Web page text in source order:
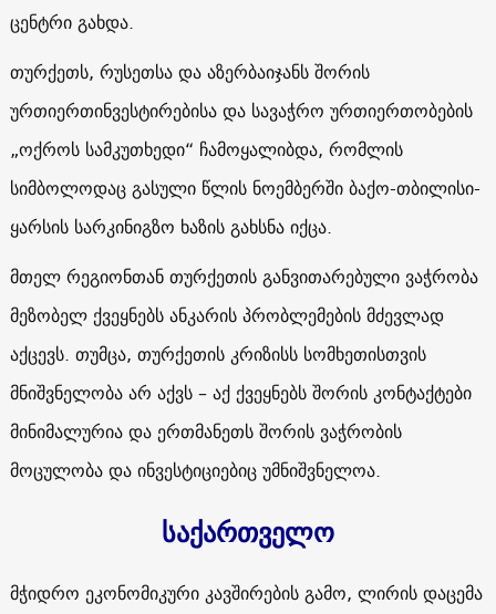
ცენტრი გახდა.
თურქეთს, რუსეთსა და აზერბაიჯანს შორის
ურთიერთინვესტირებისა და სავაჭრო ურთიერთობების
„ოქროს სამკუთხედი“ ჩამოყალიბდა, რომლის
სიმბოლოდაც გასული წლის ნოემბერში ბაქო-თბილისი-
ყარსის სარკინიგზო ხაზის გახსნა იქცა.
მთელ რეგიონთან თურქეთის განვითარებული ვაჭრობა
მეზობელ ქვეყნებს ანკარის პრობლემების მძევლად
აქცევს. თუმცა, თურქეთის კრიზისს სომხეთისთვის
მნიშვნელობა არ აქვს – აქ ქვეყნებს შორის კონტაქტები
მინიმალურია და ერთმანეთს შორის ვაჭრობის
მოცულობა და ინვესტიციებიც უმნიშვნელოა.
საქართველო
მჭიდრო ეკონომიკური კავშირების გამო, ლირის დაცემა